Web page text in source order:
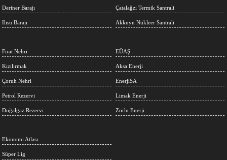
Deriner Barajı
Ilısu Barajı
Çatalağzı Termik Santrali
Akkuyu Nükleer Santrali
Fırat Nehri
Kızılırmak
Çoruh Nehri
Petrol Rezervi
Doğalgaz Rezervi
EÜAŞ
Aksa Enerji
EnerjiSA
Limak Enerji
Zorlu Enerji
Ekonomi Atlası
Süper Lig